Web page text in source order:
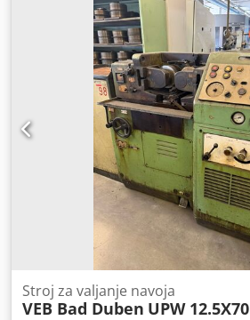
Stroj za valjanje navoja
VEB Bad Duben UPW 12.5X70